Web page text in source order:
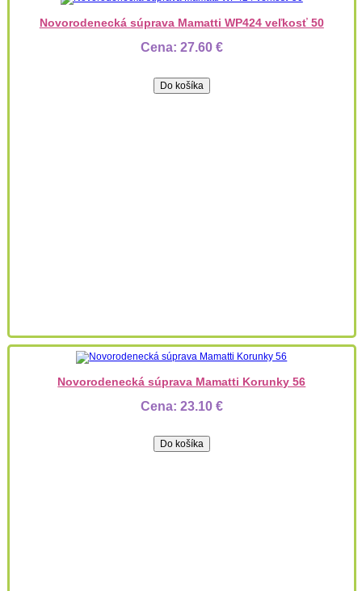
Novorodenecká súprava Mamatti WP424 veľkosť 50
Cena: 27.60 €
Novorodenecká súprava Mamatti Korunky 56
Cena: 23.10 €